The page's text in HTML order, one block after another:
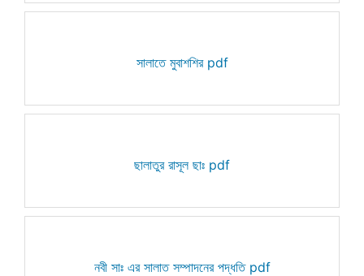
সালাতে মুবাশশির pdf
ছালাতুর রাসূল ছাঃ pdf
নবী সাঃ এর সালাত সম্পাদনের পদ্ধতি pdf